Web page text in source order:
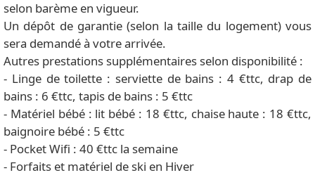
selon barème en vigueur.
Un dépôt de garantie (selon la taille du logement) vous
sera demandé à votre arrivée.
Autres prestations supplémentaires selon disponibilité :
- Linge de toilette : serviette de bains : 4 €ttc, drap de
bains : 6 €ttc, tapis de bains : 5 €ttc
- Matériel bébé : lit bébé : 18 €ttc, chaise haute : 18 €ttc,
baignoire bébé : 5 €ttc
- Pocket Wifi : 40 €ttc la semaine
- Forfaits et matériel de ski en Hiver